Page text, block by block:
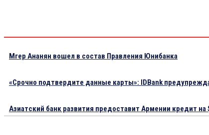
Мгер Ананян вошел в состав Правления Юнибанка
«Срочно подтвердите данные карты»: IDBank
Азиатский банк развития предоставит Армении кредит на